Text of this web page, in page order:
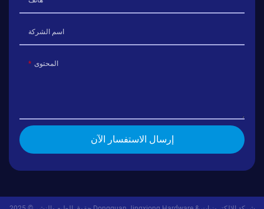
اسم الشركة
المحتوى
إرسال الاستفسار الآن